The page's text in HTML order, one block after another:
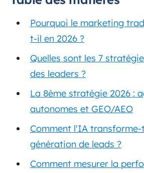
Pourquoi le marketing
t-il en 2026 ?
Quelles sont les 7
des leaders ?
La 8ème stratégie 2026 :
autonomes et GEO/AEO
Comment l'IA transforme-
génération de leads ?
Comment mesurer la